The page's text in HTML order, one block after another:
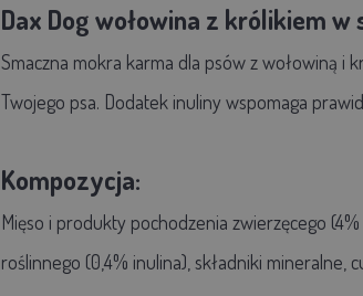
Dax Dog wołowina z królikiem w
Smaczna mokra karma dla psów z wołowiną i
Twojego psa. Dodatek inuliny wspomaga
Kompozycja:
Mięso i produkty pochodzenia zwierzęcego
roślinnego (0,4% inulina), składniki mineralne,